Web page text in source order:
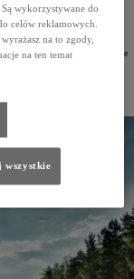
rozwojowych, zakupów
Odpowiada za wzmacnianie
roku do użytku w celach
Ground.
wykorzystywane do
celów reklamowych.
na to zgody,
na ten temat
wszystkie